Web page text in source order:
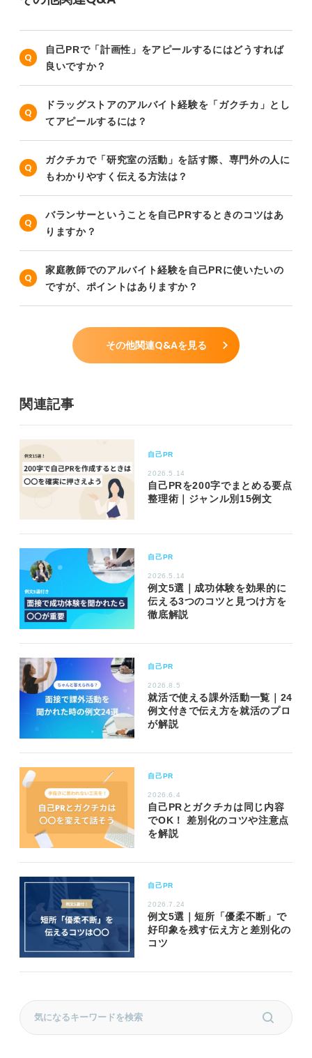
自己PRで「計画性」をアピールするにはどうすれば
良いですか？
ドラッグストアのアルバイト経験を「ガクチカ」とし
てアピールするには？
ガクチカで「研究室の活動」を話す際、専門外の人に
もわかりやすく伝える方法は？
バランサーということを自己PRするときのコツはあ
りますか？
家庭教師でのアルバイト経験を自己PRに使いたいの
ですが、ポイントはありますか？
その他関連Q&Aを見る
関連記事
自己PR
2026.5.14
自己PRを200字でまとめる要点
整理術｜ジャンル別15例文
自己PR
2026.5.14
例文5選｜成功体験を効果的に
伝える3つのコツと見つけ方を
徹底解説
自己PR
2026.8.5
就活で使える課外活動一覧｜24
例文付きで伝え方を就活のプロ
が解説
自己PR
2026.6.4
自己PRとガクチカは同じ内容
でOK！ 差別化のコツや注意点
を解説
自己PR
2026.7.24
例文5選｜短所「優柔不断」で
好印象を残す伝え方と差別化の
コツ